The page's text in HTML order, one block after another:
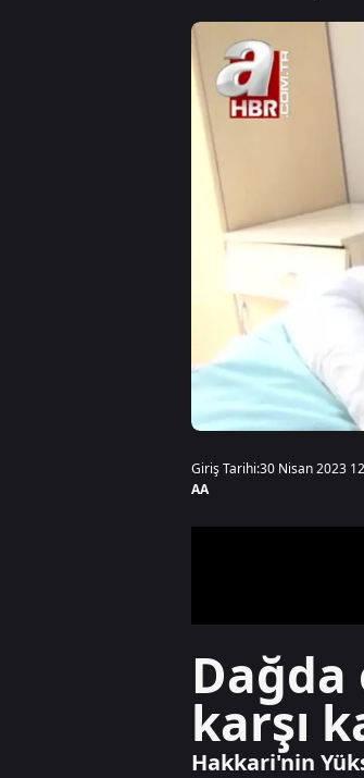
Giriş Tarihi:30 Nisan 2023
AA
Dağda
karşı
Hakkari'nin